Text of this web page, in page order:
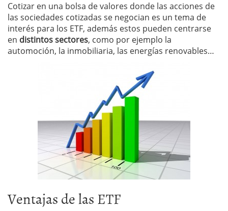
Cotizar en una bolsa de valores donde las acciones de
las sociedades cotizadas se negocian es un tema de
interés para los ETF, además estos pueden centrarse
en distintos sectores, como por ejemplo la
automoción, la inmobiliaria, las energías renovables…
Ventajas de las ETF